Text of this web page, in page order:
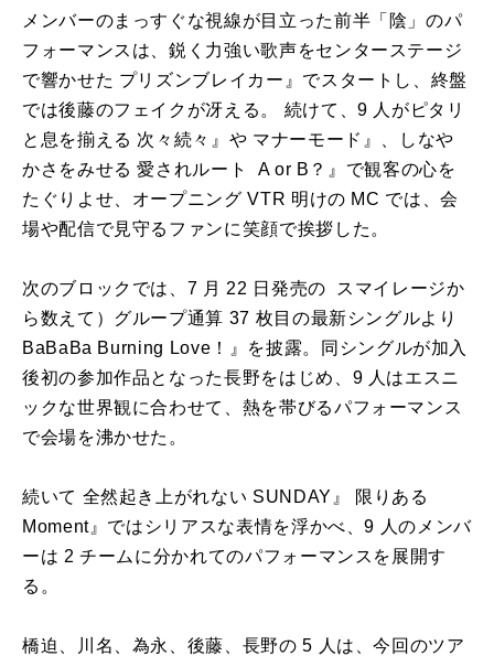
メンバーのまっすぐな視線が目立った前半「陰」のパ
フォーマンスは、鋭く力強い歌声をセンターステージ
で響かせた プリズンブレイカー』でスタートし、終盤
では後藤のフェイクが冴える。 続けて、9 人がピタリ
と息を揃える 次々続々』や マナーモード』、しなや
かさをみせる 愛されルート A or B？』で観客の心を
たぐりよせ、オープニング VTR 明けの MC では、会
場や配信で見守るファンに笑顔で挨拶した。
次のブロックでは、7 月 22 日発売の スマイレージか
ら数えて）グループ通算 37 枚目の最新シングルより
BaBaBa Burning Love！』を披露。同シングルが加入
後初の参加作品となった長野をはじめ、9 人はエスニ
ックな世界観に合わせて、熱を帯びるパフォーマンス
で会場を沸かせた。
続いて 全然起き上がれない SUNDAY』 限りある
Moment』ではシリアスな表情を浮かべ、9 人のメンバ
ーは 2 チームに分かれてのパフォーマンスを展開す
る。
橋迫、川名、為永、後藤、長野の 5 人は、今回のツア